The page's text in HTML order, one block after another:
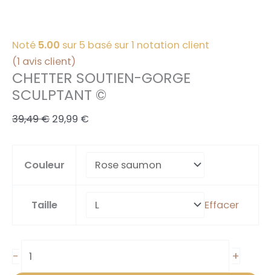
Noté 5.00 sur 5 basé sur1 notation client
(1 avis client)
CHETTER SOUTIEN-GORGE
SCULPTANT ©
39,49€ Le
était :
29,99 €
est :
Couleur
Taille Effacer
-
de
+